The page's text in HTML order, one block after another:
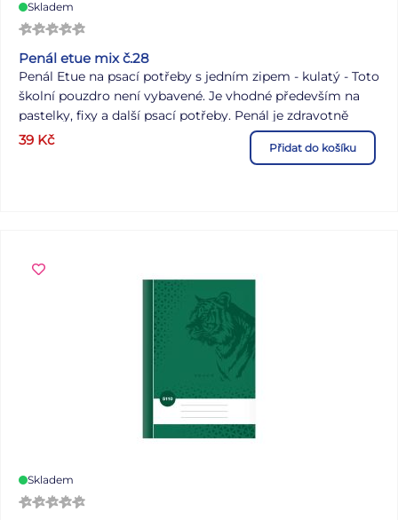
Skladem
Penál etue mix č.28
Penál Etue na psací potřeby s jedním zipem - kulatý - Toto
školní pouzdro není vybavené. Je vhodné především na
pastelky, fixy a další psací potřeby. Penál je zdravotně
nezávadný a neobsahuje toxické látky. DOPORUČENÍ: -
čistit pouze navlhčeným hadříkem ve vodě s trochou
39 Kč Přidat do košíku
Skladem